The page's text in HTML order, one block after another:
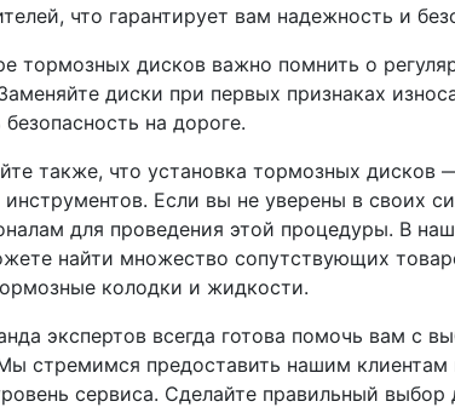
что гарантирует вам надежность и
тормозных дисков важно помнить о
диски при первых признаках
на дороге.
также, что установка тормозных
Если вы не уверены в своих
для проведения этой процедуры. В
найти множество сопутствующих
колодки и жидкости.
экспертов всегда готова помочь вам с
стремимся предоставить нашим клиентам
сервиса. Сделайте правильный выбор